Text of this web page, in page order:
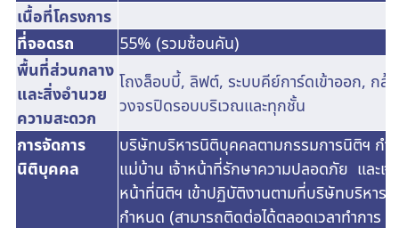
เนื้อที่โครงการ
ที่จอดรถ
55% (รวมซ้อนคัน)
พื้นที่ส่วนกลาง
และสิ่งอำนวย
ความสะดวก
โถงล็อบบี้, ลิฟต์, ระบบคีย์การ์ดเข้าออก, กล้
วงจรปิดรอบบริเวณและทุกชั้น
การจัดการ
นิติบุคคล
บริษัทบริหารนิติบุคคลตามกรรมการนิติฯ กำ
แม่บ้าน เจ้าหน้าที่รักษาความปลอดภัย และเจ้า
หน้าที่นิติฯ เข้าปฏิบัติงานตามที่บริษัทบริหาร
กำหนด (สามารถติดต่อได้ตลอดเวลาทำการ